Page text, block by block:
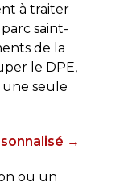
à traiter
saint-
de la
le DPE,
une seule
→
ou un